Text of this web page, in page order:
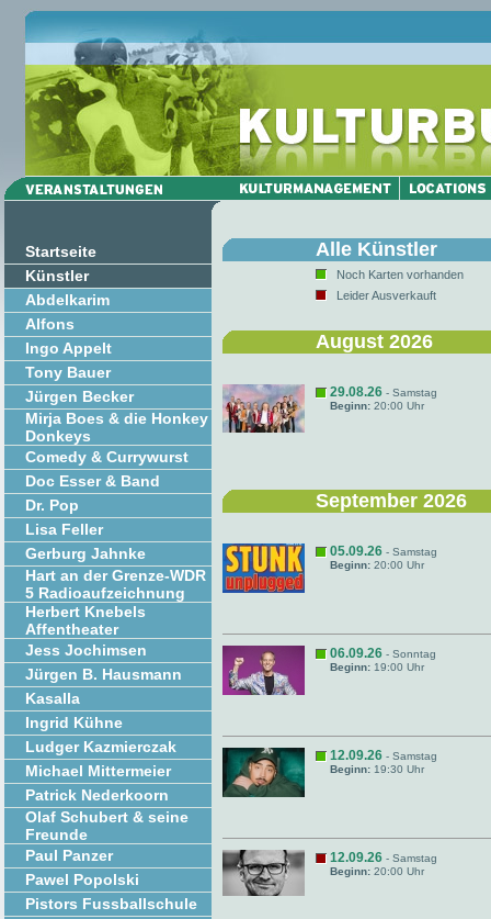
Startseite
Künstler
Abdelkarim
Alfons
Ingo Appelt
Tony Bauer
Jürgen Becker
Mirja Boes & die Honkey
Donkeys
Comedy & Currywurst
Doc Esser & Band
Dr. Pop
Lisa Feller
Gerburg Jahnke
Hart an der Grenze-WDR
5 Radioaufzeichnung
Herbert Knebels
Affentheater
Jess Jochimsen
Jürgen B. Hausmann
Kasalla
Ingrid Kühne
Ludger Kazmierczak
Michael Mittermeier
Patrick Nederkoorn
Olaf Schubert & seine
Freunde
Paul Panzer
Pawel Popolski
Pistors Fussballschule
Alle Künstler
Noch Karten vorhanden
Leider Ausverkauft
August 2026
29.08.26 - Samstag
Beginn: 20:00 Uhr
September 2026
05.09.26 - Samstag
Beginn: 20:00 Uhr
06.09.26 - Sonntag
Beginn: 19:00 Uhr
12.09.26 - Samstag
Beginn: 19:30 Uhr
12.09.26 - Samstag
Beginn: 20:00 Uhr